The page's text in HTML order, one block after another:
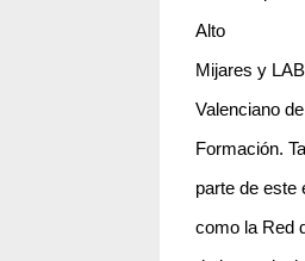
Alto
Mijares y
Valenciano
Formación.
parte de este
como la Red